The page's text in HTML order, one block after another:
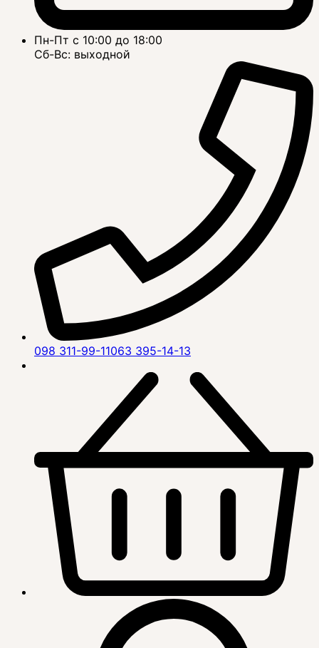
Пн-Пт с 10:00 до 18:00
Сб-Вс: выходной
098 311-99-11063 395-14-13